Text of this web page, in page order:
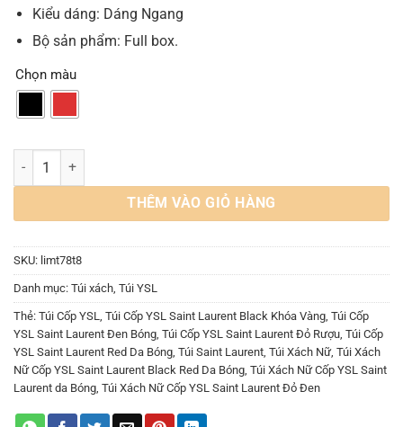
Kiểu dáng: Dáng Ngang
Bộ sản phẩm: Full box.
Chọn màu
Túi Xách Nữ Cốp YSL Saint Laurent Black Red Da Bóng số lượng
THÊM VÀO GIỎ HÀNG
SKU: limt78t8
Danh mục: Túi xách, Túi YSL
Thẻ: Túi Cốp YSL, Túi Cốp YSL Saint Laurent Black Khóa Vàng, Túi Cốp
YSL Saint Laurent Đen Bóng, Túi Cốp YSL Saint Laurent Đỏ Rượu, Túi Cốp
YSL Saint Laurent Red Da Bóng, Túi Saint Laurent, Túi Xách Nữ, Túi Xách
Nữ Cốp YSL Saint Laurent Black Red Da Bóng, Túi Xách Nữ Cốp YSL Saint
Laurent da Bóng, Túi Xách Nữ Cốp YSL Saint Laurent Đỏ Đen